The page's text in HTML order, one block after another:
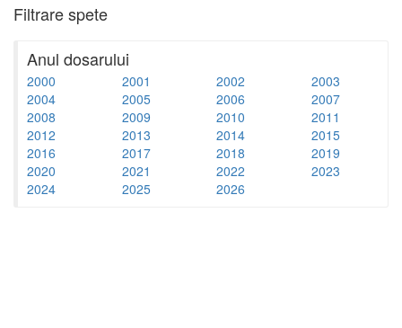
Filtrare spete
Anul dosarului
2000 2001 2002
2003
2004
2005 2006
2007
2008
2009 2010
2011
2012
2013 2014
2015
2016
2017 2018
2019
2020
2021 2022
2023
2024
2025 2026